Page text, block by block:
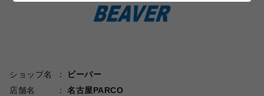
ショップ名
ビーバー
店舗名
名古屋PARCO